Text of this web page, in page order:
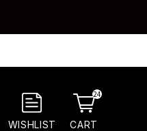
WISHLIST CART
24